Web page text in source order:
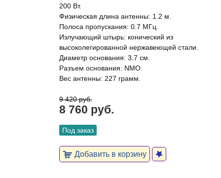
200 Вт.
Физическая длина антенны: 1.2 м.
Полоса пропускания: 0.7 МГц.
Излучающий штырь: конический из
высоколегированной нержавеющей стали.
Диаметр основания: 3.7 см.
Разъем основания: NMO.
Вес антенны: 227 грамм.
9 420 руб.
8 760 руб.
Под заказ
Добавить в корзину